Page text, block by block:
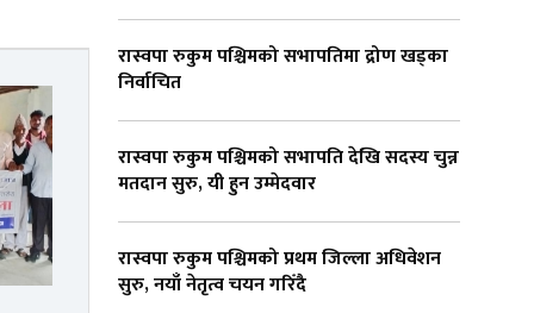
रास्वपा रुकुम पश्चिमको सभापतिमा द्रोण खड्का
निर्वाचित
रास्वपा रुकुम पश्चिमको सभापति देखि सदस्य चुन्न
मतदान सुरु, यी हुन उम्मेदवार
रास्वपा रुकुम पश्चिमको प्रथम जिल्ला अधिवेशन
सुरु, नयाँ नेतृत्व चयन गरिँदै